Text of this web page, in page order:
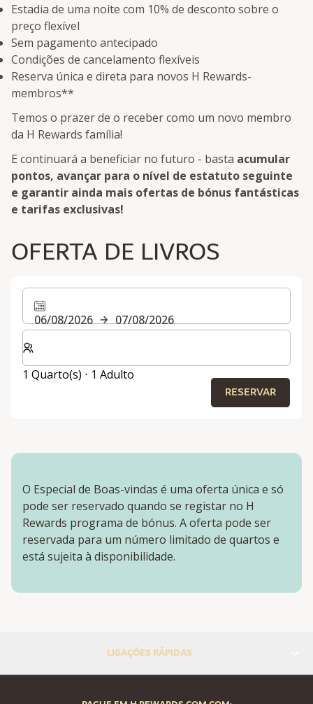
Estadia de uma noite com 10% de desconto sobre o
preço flexível
Sem pagamento antecipado
Condições de cancelamento flexíveis
Reserva única e direta para novos H Rewards-
membros**
Temos o prazer de o receber como um novo membro
da H Rewards família!
E continuará a beneficiar no futuro - basta acumular
pontos, avançar para o nível de estatuto seguinte
e garantir ainda mais ofertas de bónus fantásticas
e tarifas exclusivas!
OFERTA DE LIVROS
06/08/2026
07/08/2026
Selecionar o número de quartos e de hóspedes para a
1 Quarto(s) ⋅ 1 Adulto
RESERVAR
O Especial de Boas-vindas é uma oferta única e só
pode ser reservado quando se registar no H
Rewards programa de bónus. A oferta pode ser
reservada para um número limitado de quartos e
está sujeita à disponibilidade.
LIGAÇÕES RÁPIDAS